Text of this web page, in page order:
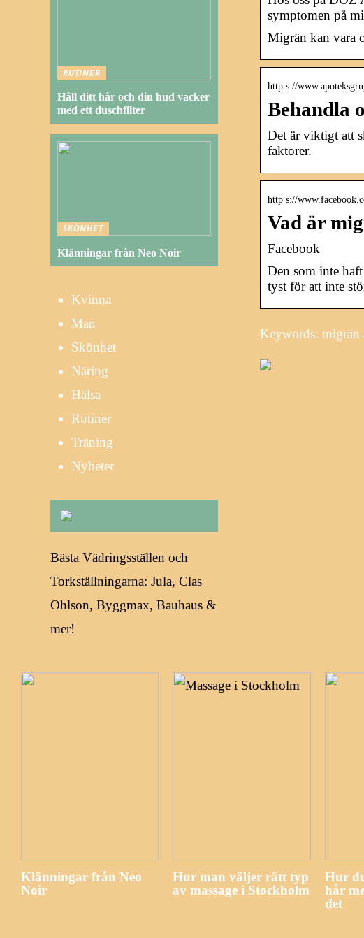
symptomen på
Migrän kan vara
http s://
Behandla
Det är viktigt att
faktorer.
http s://
Vad är
Facebook
Den som inte
tyst för att inte
Keywords: migrän
RUTINER
Håll ditt hår och din hud vacker
med ett duschfilter
SKÖNHET
Klänningar från Neo Noir
Kvinna
Man
Skönhet
Näring
Hälsa
Rutiner
Träning
Nyheter
Bästa Vädringsställen och
Torkställningarna: Jula, Clas
Ohlson, Byggmax, Bauhaus &
mer!
Klänningar från Neo
Noir
Hur man väljer rätt typ
av massage i Stockholm
Hur
hår
det